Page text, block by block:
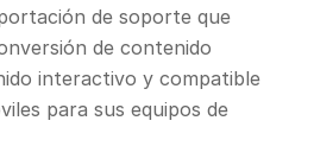
de soporte que
de contenido
interactivo y compatible
para sus equipos de